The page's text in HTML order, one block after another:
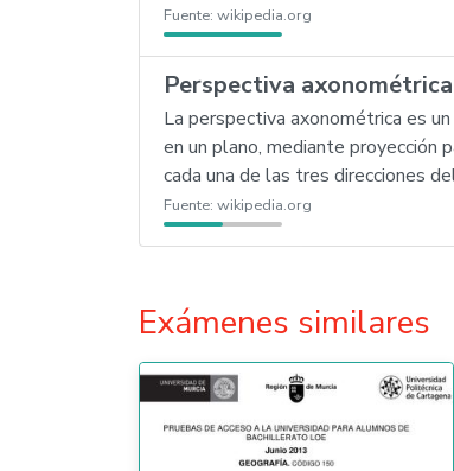
Fuente: wikipedia.org
Perspectiva axonométrica
La perspectiva axonométrica es
en un plano, mediante proyección
cada una de las tres direcciones
Fuente: wikipedia.org
Exámenes similares